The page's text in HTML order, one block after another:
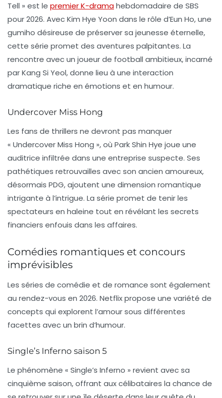
Tell » est le premier K-dramahebdomadaire de SBS
pour 2026. Avec Kim Hye Yoon dans le rôle d’Eun Ho, une
gumiho désireuse de préserver sa jeunesse éternelle,
cette série promet des aventures palpitantes. La
rencontre avec un joueur de football ambitieux, incarné
par Kang Si Yeol, donne lieu à une interaction
dramatique riche en émotions et en humour.
Undercover Miss Hong
Les fans de thrillers ne devront pas manquer
« Undercover Miss Hong », où Park Shin Hye joue une
auditrice infiltrée dans une entreprise suspecte. Ses
pathétiques retrouvailles avec son ancien amoureux,
désormais PDG, ajoutent une dimension romantique
intrigante à l’intrigue. La série promet de tenir les
spectateurs en haleine tout en révélant les secrets
financiers enfouis dans les affaires.
Comédies romantiques et concours
imprévisibles
Les séries de comédie et de romance sont également
au rendez-vous en 2026. Netflix propose une variété de
concepts qui explorent l’amour sous différentes
facettes avec un brin d’humour.
Single’s Inferno saison 5
Le phénomène « Single’s Inferno » revient avec sa
cinquième saison, offrant aux célibataires la chance de